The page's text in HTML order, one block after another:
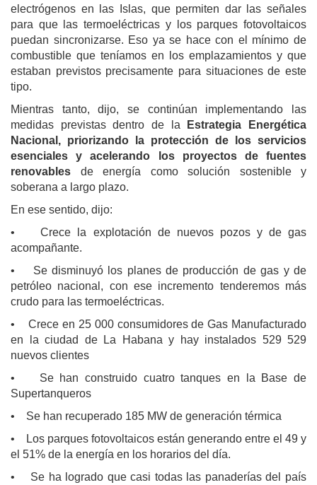
electrógenos en las Islas, que permiten dar las señales
para que las termoeléctricas y los parques fotovoltaicos
puedan sincronizarse. Eso ya se hace con el mínimo de
combustible que teníamos en los emplazamientos y que
estaban previstos precisamente para situaciones de este
tipo.
Mientras tanto, dijo, se continúan implementando las
medidas previstas dentro de la
Estrategia Energética
Nacional, priorizando la protección de los servicios
esenciales y acelerando los proyectos de fuentes
renovables de energía como solución sostenible y
soberana a largo plazo.
En ese sentido, dijo:
• Crece la explotación de nuevos pozos y de gas
acompañante.
• Se disminuyó los planes de producción de gas y de
petróleo nacional, con ese incremento tenderemos más
crudo para las termoeléctricas.
• Crece en 25 000 consumidores de Gas Manufacturado
en la ciudad de La Habana y hay instalados 529 529
nuevos clientes
• Se han construido cuatro tanques en la Base de
Supertanqueros
• Se han recuperado 185 MW de generación térmica
• Los parques fotovoltaicos están generando entre el 49 y
el 51% de la energía en los horarios del día.
• Se ha logrado que casi todas las panaderías del país